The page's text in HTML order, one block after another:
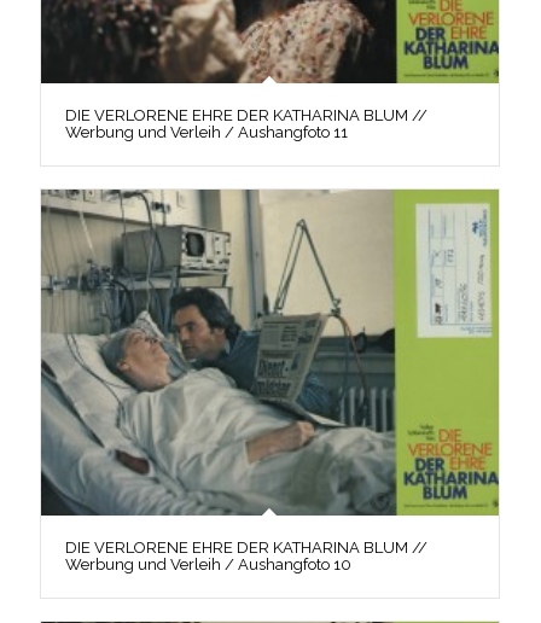
DIE VERLORENE EHRE DER KATHARINA BLUM //
Werbung und Verleih / Aushangfoto 11
DIE VERLORENE EHRE DER KATHARINA BLUM //
Werbung und Verleih / Aushangfoto 10